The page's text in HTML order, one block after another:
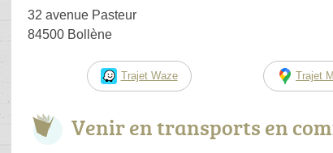
32 avenue Pasteur
84500 Bollène
Trajet Waze Trajet
Venir en transports en